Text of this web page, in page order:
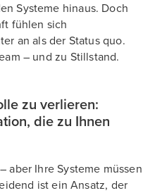
Systeme hinaus. Doch
fühlen sich
an als der Status quo.
– und zu Stillstand.
zu verlieren:
die zu Ihnen
aber Ihre Systeme müssen
ist ein Ansatz, der